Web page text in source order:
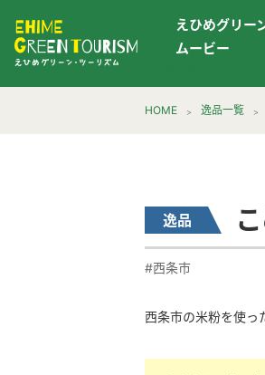
えひめグリー
ムービー
HOME 逸品一覧
逸品
#西条市
西条市の米粉を使っ